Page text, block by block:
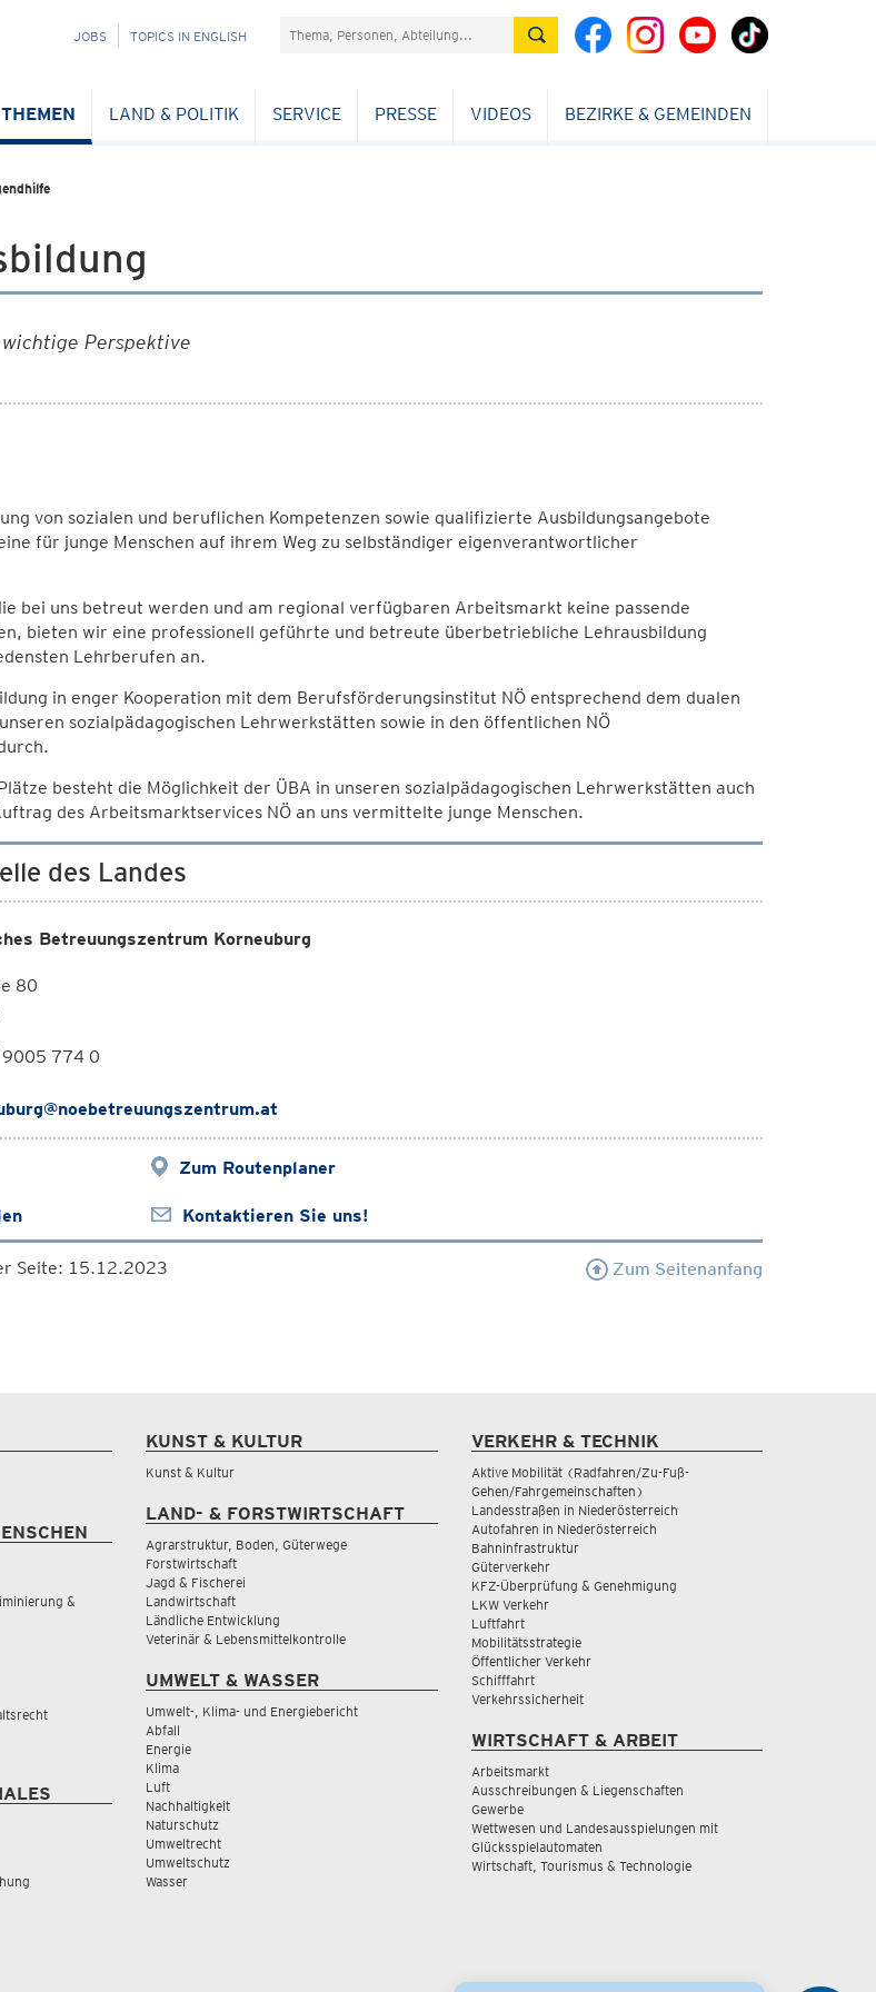
NAVIGATION
JOBS TOPICS IN ENGLISH Suchefeld
THEMEN LAND & POLITIK SERVICE PRESSE VIDEOS BEZIRKE & GEMEINDEN
Perspektive
von sozialen und beruflichen Kompetenzen sowie qualifizierte Ausbildungsangebote
für junge Menschen auf ihrem Weg zu selbständiger eigenverantwortlicher
bei uns betreut werden und am regional verfügbaren Arbeitsmarkt keine passende
bieten wir eine professionell geführte und betreute überbetriebliche Lehrausbildung
Lehrberufen an.
in enger Kooperation mit dem Berufsförderungsinstitut NÖ entsprechend dem dualen
sozialpädagogischen Lehrwerkstätten sowie in den öffentlichen NÖ
besteht die Möglichkeit der ÜBA in unseren sozialpädagogischen Lehrwerkstätten auch
des Arbeitsmarktservices NÖ an uns vermittelte junge Menschen.
des Landes
Betreuungszentrum Korneuburg
80
774 0
Zum Routenplaner
Kontaktieren Sie uns!
Seite: 15.12.2023 Zum Seitenanfang
&
KUNST & KULTUR
Kunst & Kultur
LAND- & FORSTWIRTSCHAFT
Agrarstruktur, Boden, Güterwege
Forstwirtschaft
Jagd & Fischerei
Landwirtschaft
Ländliche Entwicklung
Veterinär & Lebensmittelkontrolle
UMWELT & WASSER
Umwelt-, Klima- und Energiebericht
Abfall
Energie
Klima
Luft
Nachhaltigkeit
Naturschutz
Umweltrecht
Umweltschutz
Wasser
VERKEHR & TECHNIK
Aktive Mobilität (Radfahren/Zu-Fuß-
Gehen/Fahrgemeinschaften)
Landesstraßen in Niederösterreich
Autofahren in Niederösterreich
Bahninfrastruktur
Güterverkehr
KFZ-Überprüfung & Genehmigung
LKW Verkehr
Luftfahrt
Mobilitätsstrategie
Öffentlicher Verkehr
Schifffahrt
Verkehrssicherheit
WIRTSCHAFT & ARBEIT
Arbeitsmarkt
Ausschreibungen & Liegenschaften
Gewerbe
Wettwesen und Landesausspielungen mit
Glücksspielautomaten
Wirtschaft, Tourismus & Technologie